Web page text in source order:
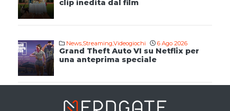
clip inedita dal film
News,Streaming,Videogiochi 6 Ago 2026
Grand Theft Auto VI su Netflix per
una anteprima speciale